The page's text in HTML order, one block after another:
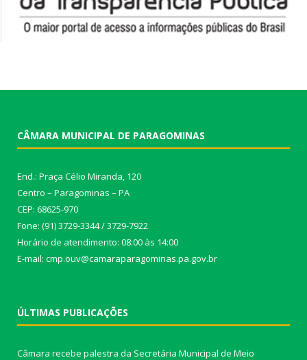
CÂMARA MUNICIPAL DE PARAGOMINAS
End.: Praça Célio Miranda, 120
Centro – Paragominas – PA
CEP: 68625-970
Fone: (91) 3729-3344 / 3729-7922
Horário de atendimento: 08:00 às 14:00
E-mail: cmp.ouv@camaraparagominas.pa.gov.br
ÚLTIMAS PUBLICAÇÕES
Câmara recebe palestra da Secretária Municipal de Meio